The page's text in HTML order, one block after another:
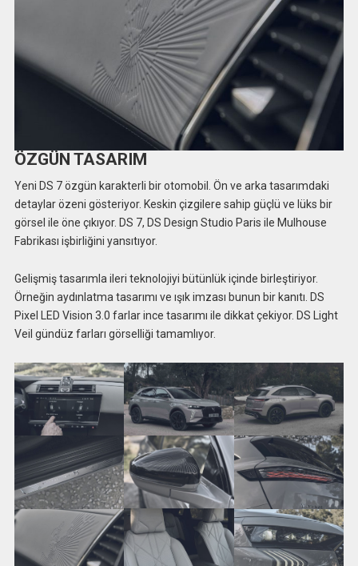
ÖZGÜN TASARIM
Yeni DS 7 özgün karakterli bir otomobil. Ön ve arka tasarımdaki
detaylar özeni gösteriyor. Keskin çizgilere sahip güçlü ve lüks bir
görsel ile öne çıkıyor. DS 7, DS Design Studio Paris ile Mulhouse
Fabrikası işbirliğini yansıtıyor.
Gelişmiş tasarımla ileri teknolojiyi bütünlük içinde birleştiriyor.
Örneğin aydınlatma tasarımı ve ışık imzası bunun bir kanıtı. DS
Pixel LED Vision 3.0 farlar ince tasarımı ile dikkat çekiyor. DS Light
Veil gündüz farları görselliği tamamlıyor.